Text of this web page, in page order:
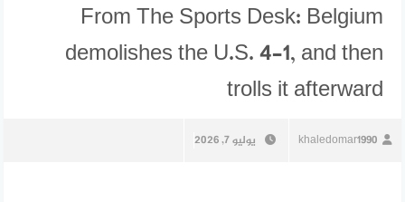
From The Sports Desk: Belgium
demolishes the U.S. 4-1, and then
trolls it afterward
khaledomar1990 يوليو 7, 2026